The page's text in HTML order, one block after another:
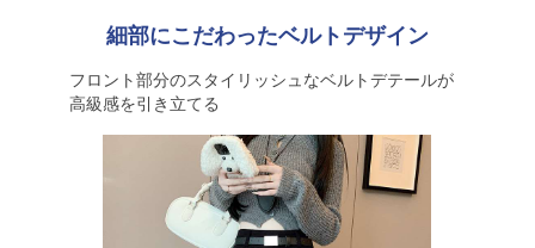
細部にこだわったベルトデザイン
フロント部分のスタイリッシュなベルトデテールが
高級感を引き立てる